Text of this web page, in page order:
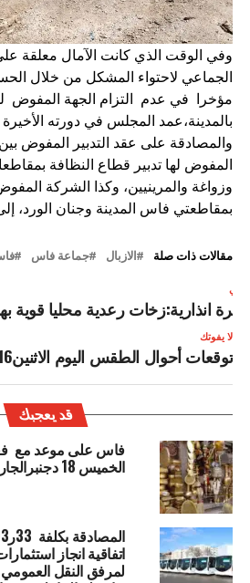
وفي الوقت الذي كانت الآمال معلقة
الجماعي لاحتواء المشكل من خلال
مؤخرا في عدم التزام الجهة المفوض
بالمدينة،عمد المجلس في دورته
والمصادقة على عقد التدبير المفوض
المفوض لها تدبير قطاع النظافة
وزواغة والمرينيين، وكذا الشركة
بمقاطعتي فاس المدينة وجنان الورد،
مقالات ذات صلة الازبال جماعة فاس
انذارية:زخات رعدية محليا قوية
لا يفوتك
توقعات أحوال الطقس اليوم الاثنين16شتنبر
قد يعجبك
فاس على موعد مع
الخميس 18 دجنبرالجاري
اتفاقية انجاز
لمرفق النقل